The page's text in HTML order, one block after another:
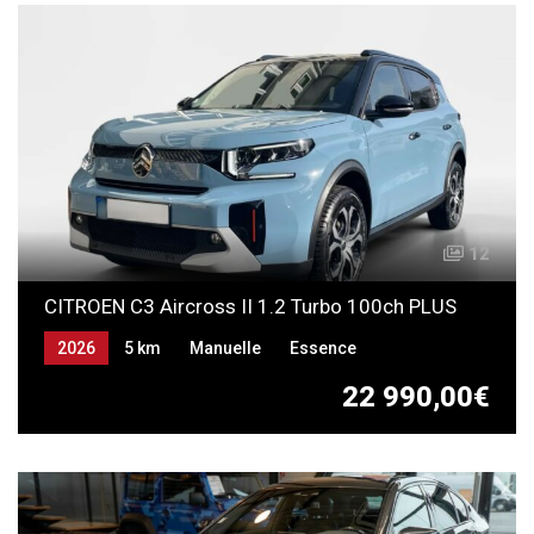
12
CITROEN C3 Aircross II 1.2 Turbo 100ch PLUS
22 990,00€
2026 5 km Manuelle Essence